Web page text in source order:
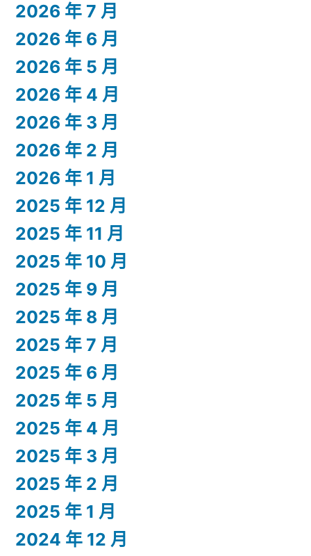
2026 年 7 月
2026 年 6 月
2026 年 5 月
2026 年 4 月
2026 年 3 月
2026 年 2 月
2026 年 1 月
2025 年 12 月
2025 年 11 月
2025 年 10 月
2025 年 9 月
2025 年 8 月
2025 年 7 月
2025 年 6 月
2025 年 5 月
2025 年 4 月
2025 年 3 月
2025 年 2 月
2025 年 1 月
2024 年 12 月